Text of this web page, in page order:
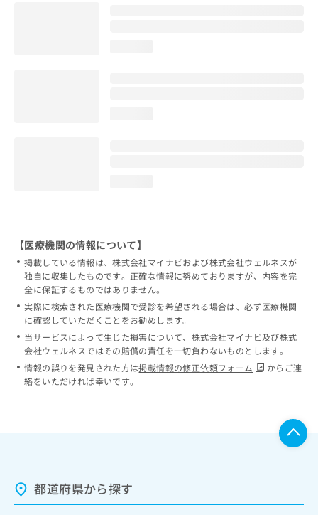
【医療機関の情報について】
掲載している情報は、株式会社マイナビおよび株式会社ウェルネスが
独自に収集したものです。正確な情報に努めておりますが、内容を完
全に保証するものではありません。
実際に検索された医療機関で受診を希望される場合は、必ず医療機関
に確認していただくことをお勧めします。
当サービスによって生じた損害について、株式会社マイナビ及び株式
会社ウェルネスではその賠償の責任を一切負わないものとします。
情報の誤りを発見された方は掲載情報の修正依頼フォーム
からご連
絡をいただければ幸いです。
都道府県から探す